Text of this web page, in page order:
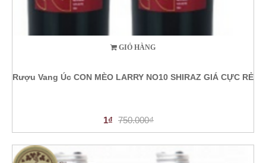
GIỎ HÀNG
Rượu Vang Úc CON MÈO LARRY NO10 SHIRAZ GIÁ CỰC RẺ
1₫ 750.000₫